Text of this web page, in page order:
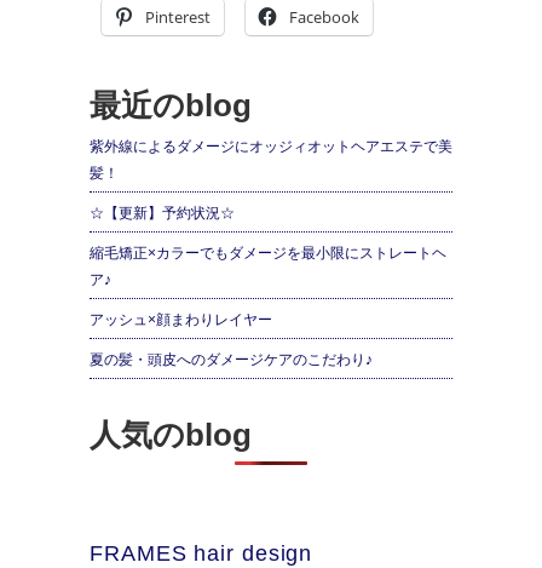
Pinterest Facebook
最近のblog
紫外線によるダメージにオッジィオットヘアエステで美
髪！
☆【更新】予約状況☆
縮毛矯正×カラーでもダメージを最小限にストレートヘ
ア♪
アッシュ×顔まわりレイヤー
夏の髪・頭皮へのダメージケアのこだわり♪
人気のblog
FRAMES hair design